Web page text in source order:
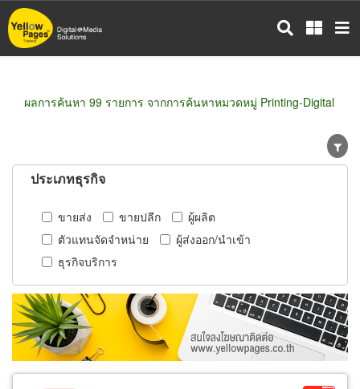
ข้าม
ไป
ผลการค้นหา 99 รายการ จากการค้นหาหมวดหมู่ Printing-Digital
ประเภทธุรกิจ
ขายส่ง ขายปลีก
ผู้ผลิต
ตัวแทนจัดจำหน่าย
ผู้ส่งออก/นำเข้า
ธุรกิจบริการ